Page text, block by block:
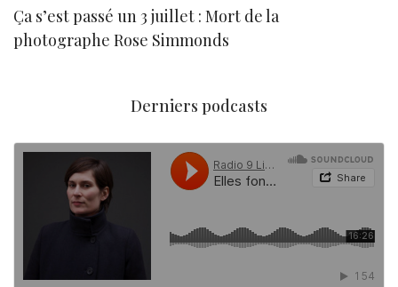
Ça s’est passé un 3 juillet : Mort de la
photographe Rose Simmonds
Derniers podcasts